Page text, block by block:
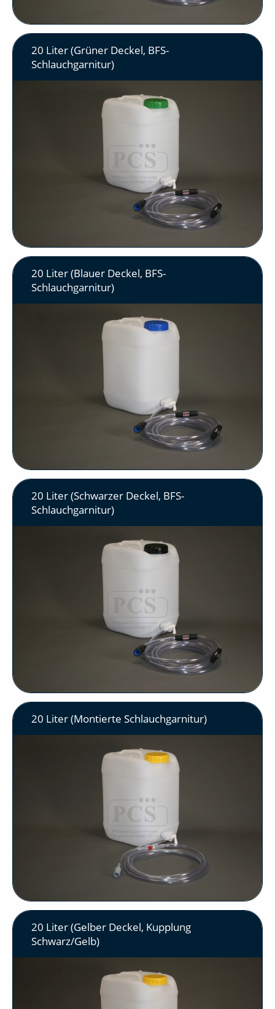
20 Liter (Grüner Deckel, BFS-
Schlauchgarnitur)
20 Liter (Blauer Deckel, BFS-
Schlauchgarnitur)
20 Liter (Schwarzer Deckel, BFS-
Schlauchgarnitur)
20 Liter (Montierte Schlauchgarnitur)
20 Liter (Gelber Deckel, Kupplung
Schwarz/Gelb)